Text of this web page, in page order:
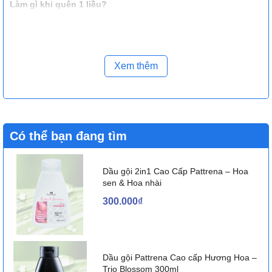
Làm gì khi quên 1 liều?
Tác dụng phụ của ‘Rectiofar
5ml’
Cũng như các thuốc bơm hậu môn trực tràng khác, Rectiofar có
thể đem lại một số tác dụng phụ như:
Làm mất phản xạ đi ngoài
Bị phụ thuộc vào thuốc
Làm mất kali, mất trương lực ruột
Chính vì vậy bệnh nhân được khuyên không nên sử dụng
Rectiofar kéo dài khi không được sự cho phép của bác sĩ.
Xem thêm
Có thể bạn đang tìm
Dầu gội 2in1 Cao Cấp Pattrena – Hoa
sen & Hoa nhài
300.000₫
Dầu gội Pattrena Cao cấp Hương Hoa –
Trio Blossom 300ml